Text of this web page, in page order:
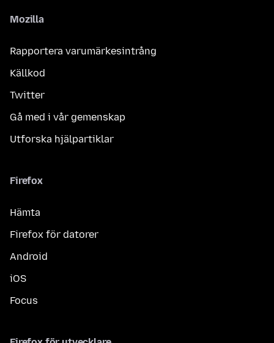
Mozilla
Rapportera varumärkesintrång
Källkod
Twitter
Gå med i vår gemenskap
Utforska hjälpartiklar
Firefox
Hämta
Firefox för datorer
Android
iOS
Focus